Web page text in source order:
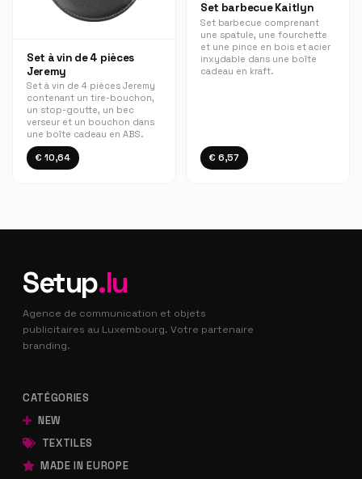
Set à vin de 4 pièces
Jeremy
Set à vin de 4 pièces Jeremy
contenant un tire-bouchon,
un stop-goutte, un bec
verseur et un bouchon dans
une boîte cadeau en ABS.
€ 10,64
Set barbecue Kaitlyn
Set barbecue comprenant
une spatule, une fourchette
et une pince en bois et acier
inxydable dans une boîte
cadeau en kraft.
€ 6,57
Setup.lu
Agence de communication et objets
publicitaires au Luxembourg. Votre partenaire
branding.
CATÉGORIES
NEW
TEXTILES
MADE IN EUROPE